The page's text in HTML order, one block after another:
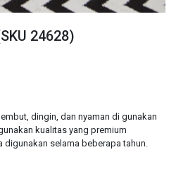
24628)
dingin, dan nyaman di gunakan
kualitas yang premium
selama beberapa tahun.